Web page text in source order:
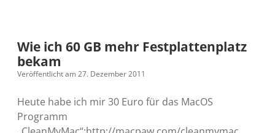
Wie ich 60 GB mehr Festplattenplatz
bekam
Veröffentlicht am 27. Dezember 2011
Heute habe ich mir 30 Euro für das MacOS
Programm